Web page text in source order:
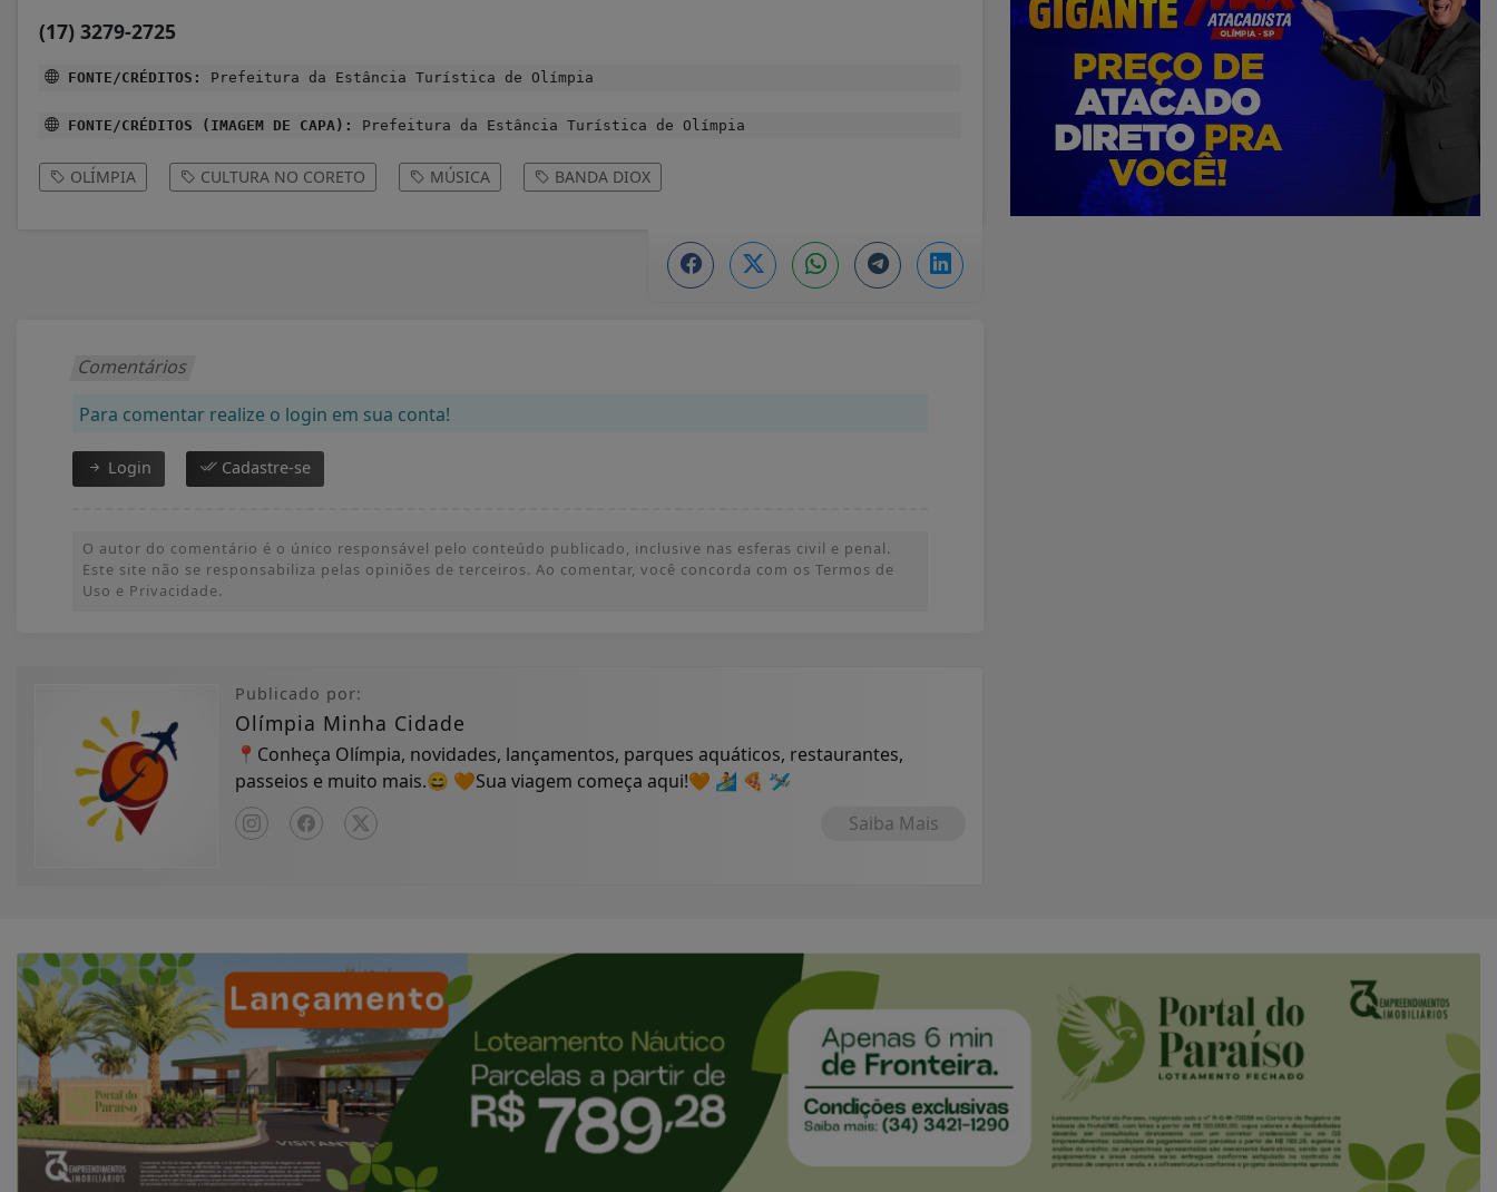
(17) 3279-2725
FONTE/CRÉDITOS: Prefeitura da Estância Turística de Olímpia
FONTE/CRÉDITOS (IMAGEM DE CAPA): Prefeitura da Estância Turística de Olímpia
OLÍMPIA CULTURA NO CORETO MÚSICA BANDA DIOX
Comentários
Para comentar realize o login em sua conta!
Login Cadastre-se
O autor do comentário é o único responsável pelo conteúdo publicado, inclusive nas esferas civil e penal.
Este site não se responsabiliza pelas opiniões de terceiros. Ao comentar, você concorda com os Termos de
Uso e Privacidade.
Publicado por:
Olímpia Minha Cidade
📍Conheça Olímpia, novidades, lançamentos, parques aquáticos, restaurantes,
passeios e muito mais.😄 🧡Sua viagem começa aqui!🧡 🏄 🍕 🛩
Saiba Mais